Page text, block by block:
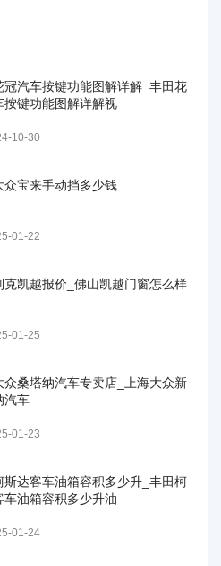
冠汽车按键功能图解详解_丰田花
按键功能图解详解视
10-30
众宝来手动挡多少钱
01-22
克凯越报价_佛山凯越门窗怎么样
01-25
众桑塔纳汽车专卖店_上海大众新
汽车
01-23
斯达客车油箱容积多少升_丰田柯
车油箱容积多少升油
01-24